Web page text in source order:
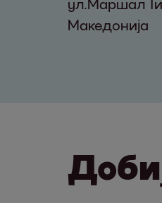
ул.Маршал
Македонија